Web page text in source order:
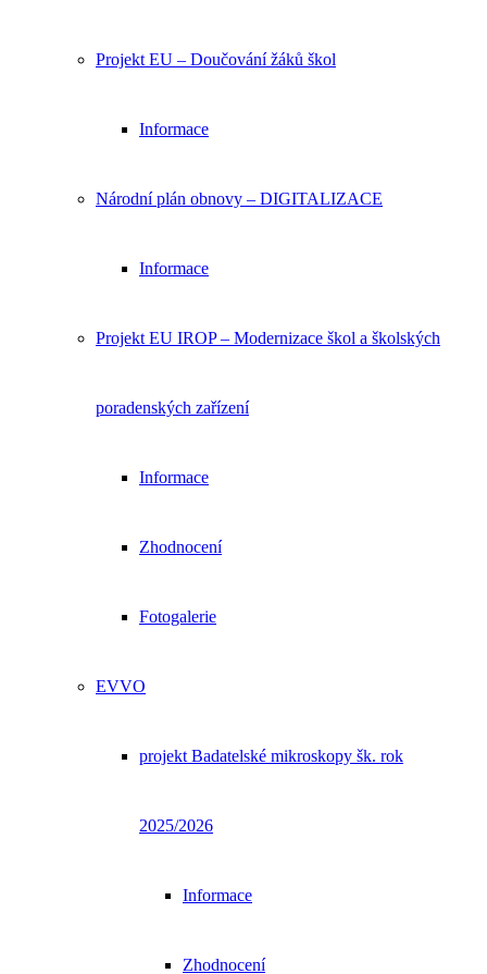
Projekt EU – Doučování žáků škol
Informace
Národní plán obnovy – DIGITALIZACE
Informace
Projekt EU IROP – Modernizace škol a školských
poradenských zařízení
Informace
Zhodnocení
Fotogalerie
EVVO
projekt Badatelské mikroskopy šk. rok
2025/2026
Informace
Zhodnocení